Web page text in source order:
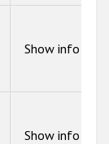
Show info
Show info